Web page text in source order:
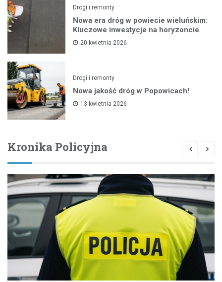
Drogi i remonty
Nowa era dróg w powiecie wieluńskim:
Kluczowe inwestycje na horyzoncie
20 kwietnia 2026
Drogi i remonty
Nowa jakość dróg w Popowicach!
13 kwietnia 2026
Kronika Policyjna